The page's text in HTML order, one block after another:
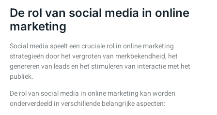
De rol van social media in online
marketing
Social media speelt een cruciale rol in online marketing
strategieën door het vergroten van merkbekendheid, het
genereren van leads en het stimuleren van interactie met het
publiek.
De rol van social media in online marketing kan worden
onderverdeeld in verschillende belangrijke aspecten: